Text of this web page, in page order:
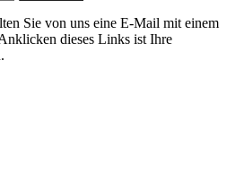
Sie von uns eine E-Mail mit einem
dieses Links ist Ihre